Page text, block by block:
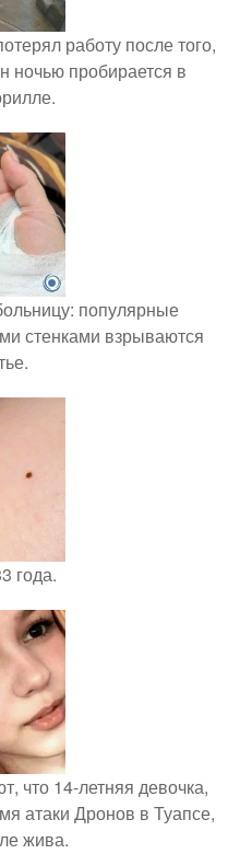
работу после того,
ночью пробирается в
популярные
стенками взрываются
года.
что 14-летняя девочка,
атаки Дронов в Туапсе,
жива.